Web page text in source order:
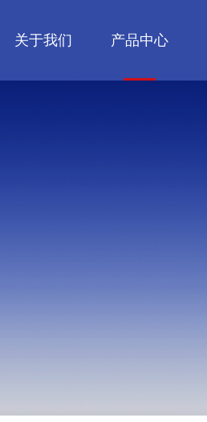
关于我们 产品中心